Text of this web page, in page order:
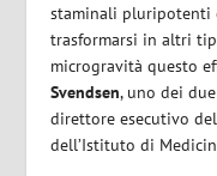
staminali pluripotenti
trasformarsi in altri
microgravità questo
Svendsen, uno dei
direttore esecutivo
dell’Istituto di